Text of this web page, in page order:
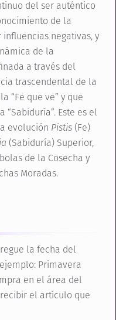
del ser auténtico
de la
negativas, y
de la
a través del
trascendental de la
“Fe que ve” y que
Este es el
evolución Pistis(Fe)
(Sabiduría) Superior,
de la Cosecha y
Moradas.
la fecha del
Primavera
en el área del
el artículo que